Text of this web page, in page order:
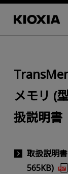
メモリ (
扱説明書
取扱説明
565KB)